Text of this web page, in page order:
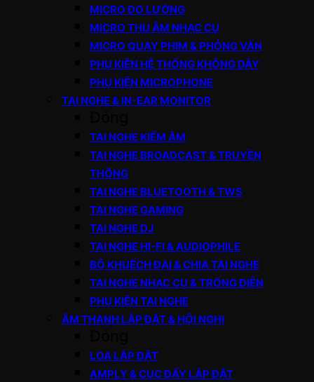
MICRO ĐO LƯỜNG
MICRO THU ÂM NHẠC CỤ
MICRO QUAY PHIM & PHỎNG VẤN
PHỤ KIỆN HỆ THỐNG KHÔNG DÂY
PHỤ KIỆN MICROPHONE
TAI NGHE & IN-EAR MONITOR
TAI NGHE KIỂM ÂM
TAI NGHE BROADCAST & TRUYỀN
THÔNG
TAI NGHE BLUETOOTH & TWS
TAI NGHE GAMING
TAI NGHE DJ
TAI NGHE HI-FI & AUDIOPHILE
BỘ KHUẾCH ĐẠI & CHIA TAI NGHE
TAI NGHE NHẠC CỤ & TRỐNG ĐIỆN
PHỤ KIỆN TAI NGHE
ÂM THANH LẮP ĐẶT & HỘI NGHỊ
LOA LẮP ĐẶT
AMPLY & CỤC ĐẨY LẮP ĐẶT